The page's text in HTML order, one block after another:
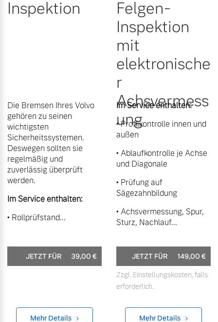
Inspektion
Die Bremsen Ihres Volvo
gehören zu seinen
wichtigsten
Sicherheitssystemen.
Deswegen sollten sie
regelmäßig und
zuverlässig überprüft
werden.
Im Service enthalten:
• Rollprüfstand...
JETZT FÜR 39,00 €
Mehr Details
Felgen-
Inspektion
mit
elektronische
r
Achsvermess
ung
Im Service enthalten:
• Profilkontrolle innen und
außen
• Ablaufkontrolle je Achse
und Diagonale
• Prüfung auf
Sägezahnbildung
• Achsvermessung, Spur,
Sturz, Nachlauf...
JETZT FÜR 149,00 €
Zzgl. Einstellungskosten, falls
erforderlich.
Mehr Details